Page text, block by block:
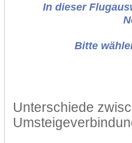
In dieser
Bitte
Unterschiede